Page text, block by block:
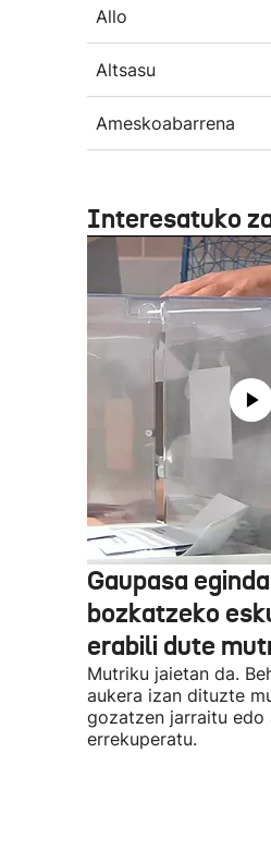
Allo
Altsasu
Ameskoabarrena
Interesatuko
Gaupasa
bozkatzeko
erabili dute
Mutriku jaietan da.
aukera izan dituzte
gozatzen jarraitu
errekuperatu.